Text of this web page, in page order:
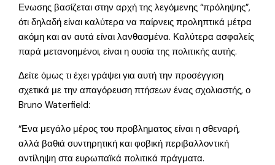
Ενωσης βασίζεται στην αρχή της λεγόμενης “πρόληψης”,
ότι δηλαδή είναι καλύτερα να παίρνεις προληπτικά μέτρα
ακόμη και αν αυτά είναι λανθασμένα. Καλύτερα ασφαλείς
παρά μετανοημένοι, είναι η ουσία της πολιτικής αυτής.
Δείτε όμως τι έχει γράψει για αυτή την προσέγγιση
σχετικά με την απαγόρευση πτήσεων ένας σχολιαστής, ο
Bruno Waterfield:
“Ενα μεγάλο μέρος του προβληματος είναι η σθεναρή,
αλλά βαθιά συντηρητική και φοβική περιβαλλοντική
αντίληψη στα ευρωπαϊκά πολιτικά πράγματα.